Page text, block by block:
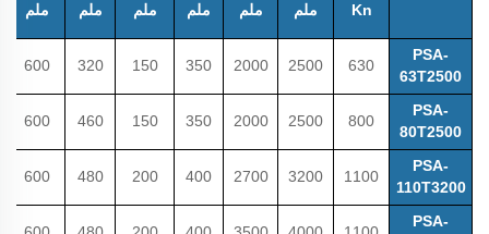
Kn ملم ملم ملم ملم ملم ملم
PSA-
63T2500
630
2500
2000
350
150
320
600
PSA-
80T2500
800
2500
2000
350
150
460
600
PSA-
110T3200
1100
3200
2700
400
200
480
600
PSA-